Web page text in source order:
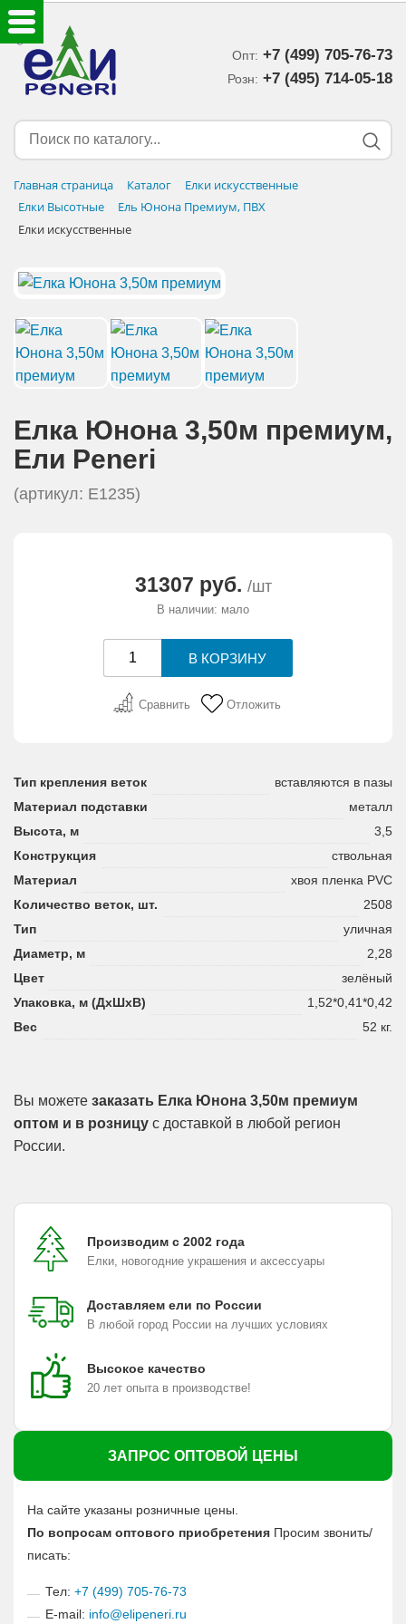
Опт: +7 (499) 705-76-73
Розн: +7 (495) 714-05-18‬
Главная страница Каталог
Елки искусственные
Елки Высотные
Ель Юнона Премиум, ПВХ
Елки искусственные
Елка Юнона 3,50м премиум,
Eли Peneri
(артикул: E1235)
31307 руб. /шт
В наличии: мало
Сравнить Отложить
Тип крепления веток
вставляются в пазы
Материал подставки
металл
Высота, м
3,5
Конструкция
ствольная
Материал
хвоя пленка PVC
Количество веток, шт.
2508
Тип
уличная
Диаметр, м
2,28
Цвет
зелёный
Упаковка, м (ДхШхВ)
1,52*0,41*0,42
Вес
52 кг.
Вы можете заказать Елка Юнона 3,50м премиум
оптом и в розницу с доставкой в любой регион
России.
Производим с 2002 года
Елки, новогодние украшения и аксессуары
Доставляем ели по России
В любой город России на лучших условиях
Высокое качество
20 лет опыта в производстве!
ЗАПРОС ОПТОВОЙ ЦЕНЫ
На сайте указаны розничные цены.
По вопросам оптового приобретения Просим звонить/
писать:
Тел: +7 (499) 705-76-73
E-mail: info@elipeneri.ru
ЕЛКИ ИСКУССТВЕННЫЕ
ЕЛОЧНЫЕ УКРАШЕНИЯ
ДОСТАВКА
АКЦИИ И ПОДАРКИ
РЕКВИЗИТЫ
СЕРТИФИКАТЫ